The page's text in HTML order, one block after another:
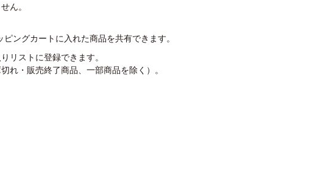
ん。
ングカートに入れた商品を共有できます。
リストに登録できます。
れ・販売終了商品、一部商品を除く）。